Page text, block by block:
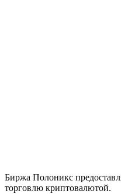
Биржа Полоникс
торговлю криптовалютой.